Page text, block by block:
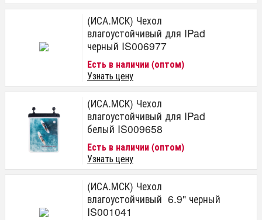
(ИСА.МСК) Чехол
влагоустойчивый для IPad
черный IS006977
Есть в наличии (оптом)
Узнать цену
(ИСА.МСК) Чехол
влагоустойчивый для IPad
белый IS009658
Есть в наличии (оптом)
Узнать цену
(ИСА.МСК) Чехол
влагоустойчивый 6.9" черный
IS001041